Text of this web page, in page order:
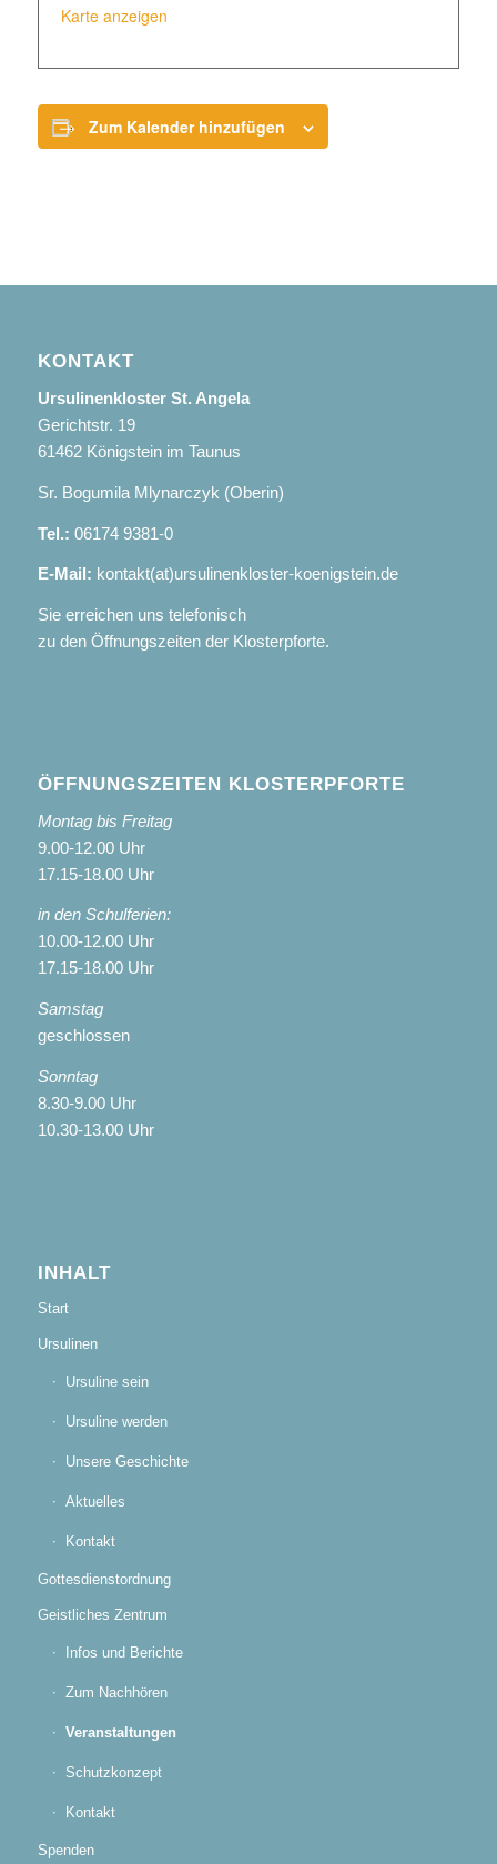
Karte anzeigen
Zum Kalender hinzufügen
KONTAKT
Ursulinenkloster St. Angela
Gerichtstr. 19
61462 Königstein im Taunus
Sr. Bogumila Mlynarczyk (Oberin)
Tel.: 06174 9381-0
E-Mail: kontakt(at)ursulinenkloster-koenigstein.de
Sie erreichen uns telefonisch
zu den Öffnungszeiten der Klosterpforte.
ÖFFNUNGSZEITEN KLOSTERPFORTE
Montag bis Freitag
9.00-12.00 Uhr
17.15-18.00 Uhr
in den Schulferien:
10.00-12.00 Uhr
17.15-18.00 Uhr
Samstag
geschlossen
Sonntag
8.30-9.00 Uhr
10.30-13.00 Uhr
INHALT
Start
Ursulinen
Ursuline sein
Ursuline werden
Unsere Geschichte
Aktuelles
Kontakt
Gottesdienstordnung
Geistliches Zentrum
Infos und Berichte
Zum Nachhören
Veranstaltungen
Schutzkonzept
Kontakt
Spenden